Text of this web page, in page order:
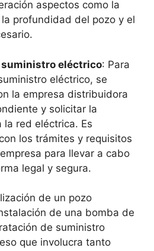
aspectos como la
profundidad del pozo y el
eléctrico: Para
eléctrico, se
la empresa distribuidora
y solicitar la
la red eléctrica. Es
los trámites y requisitos
para llevar a cabo
legal y segura.
de un pozo
de una bomba de
de suministro
que involucra tanto